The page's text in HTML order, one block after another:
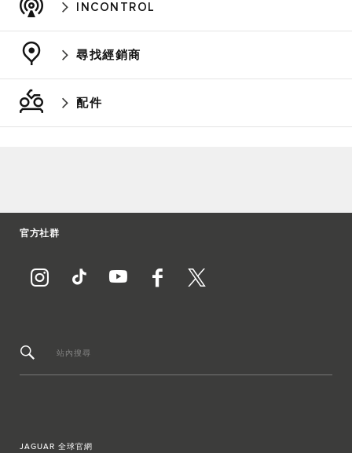
INCONTROL
尋找經銷商
配件
官方社群
站內搜尋
JAGUAR 全球官網